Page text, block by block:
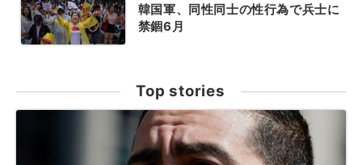
韓国軍、同性同士の性行為で兵士に
禁錮6月
Top stories